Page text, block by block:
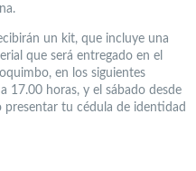
un kit, que incluye una
que será entregado en el
en los siguientes
17.00 horas, y el sábado desde
presentar tu cédula de identidad